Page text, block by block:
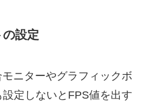
の設定
ニターやグラフィックボ
定しないとFPS値を出す